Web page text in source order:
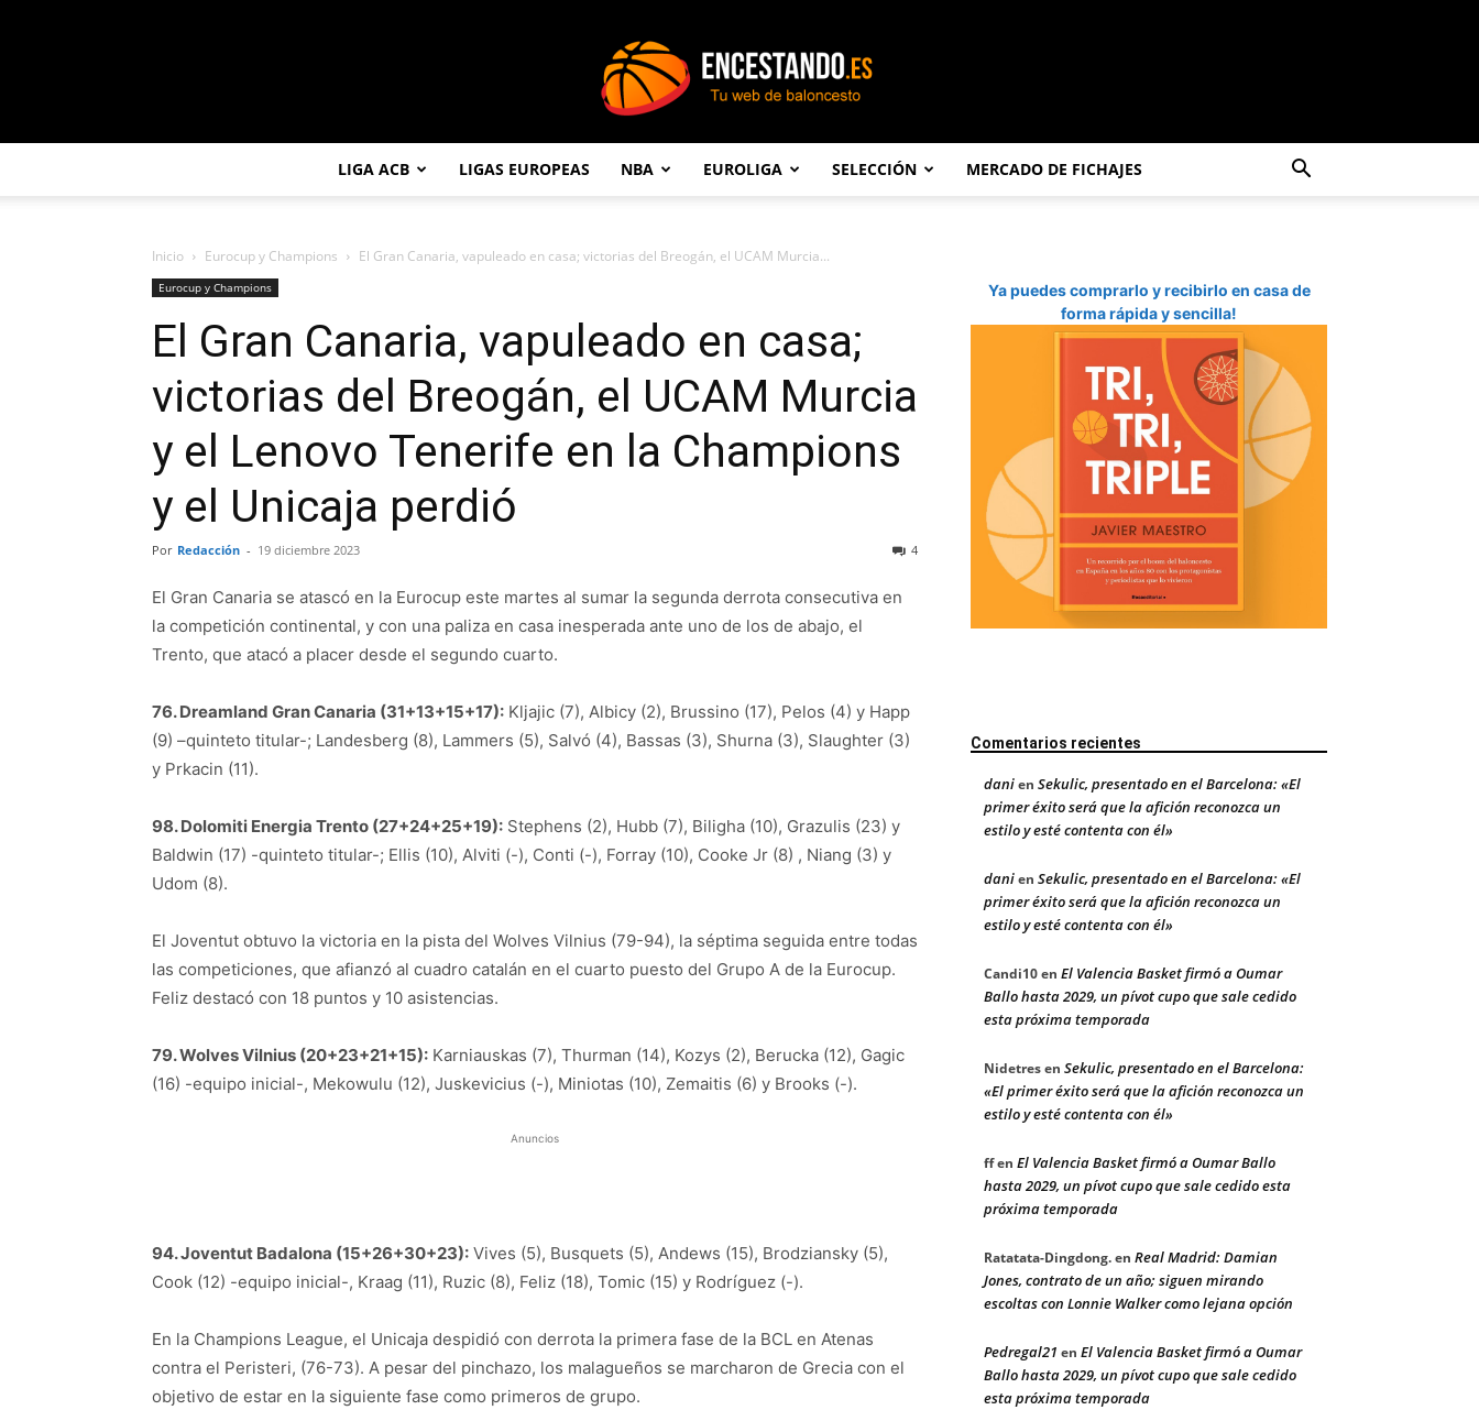
LIGA ACB LIGAS EUROPEAS NBA EUROLIGA SELECCIÓN MERCADO DE FICHAJES
Inicio Eurocup y Champions El Gran Canaria, vapuleado en casa; victorias del Breogán, el UCAM Murcia...
Eurocup y Champions
El Gran Canaria, vapuleado en casa;
victorias del Breogán, el UCAM Murcia
y el Lenovo Tenerife en la Champions
y el Unicaja perdió
Por Redacción - 19 diciembre 2023 4
El Gran Canaria se atascó en la Eurocup este martes al sumar la segunda derrota consecutiva en
la competición continental, y con una paliza en casa inesperada ante uno de los de abajo, el
Trento, que atacó a placer desde el segundo cuarto.
76. Dreamland Gran Canaria (31+13+15+17): Kljajic (7), Albicy (2), Brussino (17), Pelos (4) y Happ
(9) –quinteto titular-; Landesberg (8), Lammers (5), Salvó (4), Bassas (3), Shurna (3), Slaughter (3)
y Prkacin (11).
98. Dolomiti Energia Trento (27+24+25+19): Stephens (2), Hubb (7), Biligha (10), Grazulis (23) y
Baldwin (17) -quinteto titular-; Ellis (10), Alviti (-), Conti (-), Forray (10), Cooke Jr (8) , Niang (3) y
Udom (8).
El Joventut obtuvo la victoria en la pista del Wolves Vilnius (79-94), la séptima seguida entre todas
las competiciones, que afianzó al cuadro catalán en el cuarto puesto del Grupo A de la Eurocup.
Feliz destacó con 18 puntos y 10 asistencias.
79. Wolves Vilnius (20+23+21+15): Karniauskas (7), Thurman (14), Kozys (2), Berucka (12), Gagic
(16) -equipo inicial-, Mekowulu (12), Juskevicius (-), Miniotas (10), Zemaitis (6) y Brooks (-).
Anuncios
94. Joventut Badalona (15+26+30+23): Vives (5), Busquets (5), Andews (15), Brodziansky (5),
Cook (12) -equipo inicial-, Kraag (11), Ruzic (8), Feliz (18), Tomic (15) y Rodríguez (-).
En la Champions League, el Unicaja despidió con derrota la primera fase de la BCL en Atenas
contra el Peristeri, (76-73). A pesar del pinchazo, los malagueños se marcharon de Grecia con el
objetivo de estar en la siguiente fase como primeros de grupo.
Ya puedes comprarlo y recibirlo en casa de
forma rápida y sencilla!
Comentarios recientes
danien Sekulic, presentado en el Barcelona: «El
primer éxito será que la afición reconozca un
estilo y esté contenta con él»
danien Sekulic, presentado en el Barcelona: «El
primer éxito será que la afición reconozca un
estilo y esté contenta con él»
Candi10en El Valencia Basket firmó a Oumar
Ballo hasta 2029, un pívot cupo que sale cedido
esta próxima temporada
Nidetresen Sekulic, presentado en el Barcelona:
«El primer éxito será que la afición reconozca un
estilo y esté contenta con él»
ffen El Valencia Basket firmó a Oumar Ballo
hasta 2029, un pívot cupo que sale cedido esta
próxima temporada
Ratatata-Dingdong.en Real Madrid: Damian
Jones, contrato de un año; siguen mirando
escoltas con Lonnie Walker como lejana opción
Pedregal21 en El Valencia Basket firmó a Oumar
Ballo hasta 2029, un pívot cupo que sale cedido
esta próxima temporada